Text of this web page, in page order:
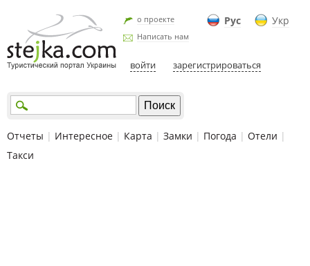
Рус Укр
о проекте
Написать нам
войти зарегистрироваться
Отчеты | Интересное | Карта | Замки | Погода | Отели |
Такси